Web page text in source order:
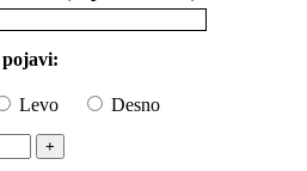
pojavi:
Levo
Desno